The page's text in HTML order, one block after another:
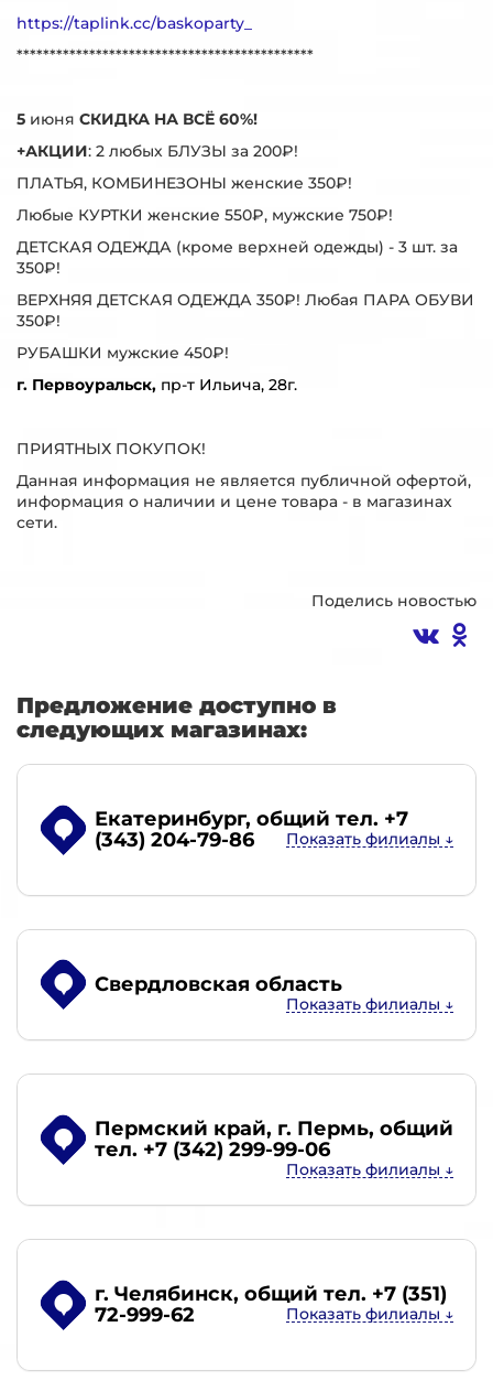
https://taplink.cc/baskoparty_
*********************************************
5 июня СКИДКА НА ВСЁ 60%!
+АКЦИИ: 2 любых БЛУЗЫ за 200₽!
ПЛАТЬЯ, КОМБИНЕЗОНЫ женские 350₽!
Любые КУРТКИ женские 550₽, мужские 750₽!
ДЕТСКАЯ ОДЕЖДА (кроме верхней одежды) - 3 шт. за
350₽!
ВЕРХНЯЯ ДЕТСКАЯ ОДЕЖДА 350₽! Любая ПАРА ОБУВИ
350₽!
РУБАШКИ мужские 450₽!
г. Первоуральск, пр-т Ильича, 28г.
ПРИЯТНЫХ ПОКУПОК!
Данная информация не является публичной офертой,
информация о наличии и цене товара - в магазинах
сети.
Поделись новостью
Предложение доступно в
следующих магазинах:
Екатеринбург, общий тел. +7
(343) 204-79-86
Свердловская область
Пермский край, г. Пермь, общий
тел. +7 (342) 299-99-06
г. Челябинск, общий тел. +7 (351)
72-999-62